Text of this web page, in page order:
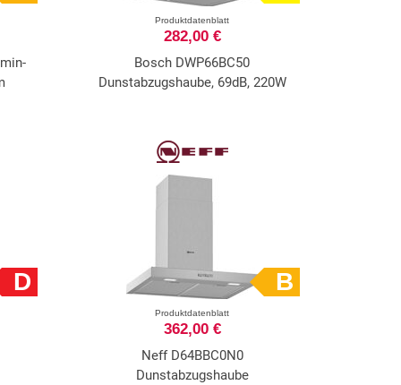
Produktdatenblatt
282,00 €
Bosch DWP66BC50
Dunstabzugshaube, 69dB, 220W
D B
Produktdatenblatt
362,00 €
Neff D64BBC0N0
Dunstabzugshaube